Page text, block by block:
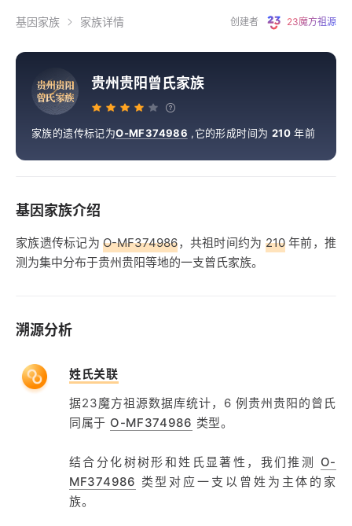
基因家族 家族详情 创建者 23魔方祖源
贵州贵阳
曾氏家族
贵州贵阳曾氏家族
家族的遗传标记为O-MF374986 ,它的形成时间为 210 年前
基因家族介绍
家族遗传标记为O-MF374986，共祖时间约为 210年前，推
测为集中分布于贵州贵阳等地的一支曾氏家族。
溯源分析
姓氏关联
据23魔方祖源数据库统计，6 例贵州贵阳的曾氏
同属于 O-MF374986 类型。
结合分化树树形和姓氏显著性，我们推测 O-
MF374986 类型对应一支以曾姓为主体的家
族。